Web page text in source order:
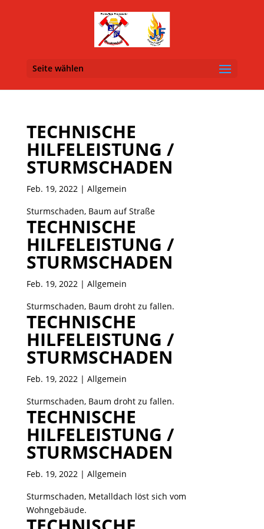
Seite wählen
TECHNISCHE
HILFELEISTUNG /
STURMSCHADEN
Feb. 19, 2022| Allgemein
Sturmschaden, Baum auf Straße
TECHNISCHE
HILFELEISTUNG /
STURMSCHADEN
Feb. 19, 2022| Allgemein
Sturmschaden, Baum droht zu fallen.
TECHNISCHE
HILFELEISTUNG /
STURMSCHADEN
Feb. 19, 2022| Allgemein
Sturmschaden, Baum droht zu fallen.
TECHNISCHE
HILFELEISTUNG /
STURMSCHADEN
Feb. 19, 2022| Allgemein
Sturmschaden, Metalldach löst sich vom
Wohngebäude.